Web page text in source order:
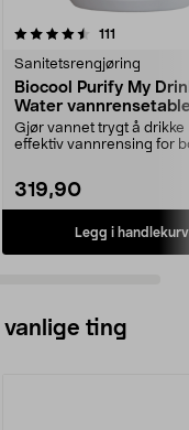
111
Sanitetsrengjøring
Biocool Purify My
Water
250 stk.
Gjør vannet trygt å drikke
effektiv vannrensing for
319,90
Legg i handlekurv
4.0 av 5 stjerner
ting